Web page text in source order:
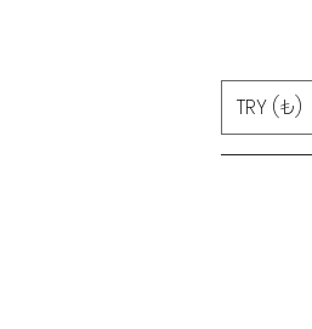
TRY (₺)